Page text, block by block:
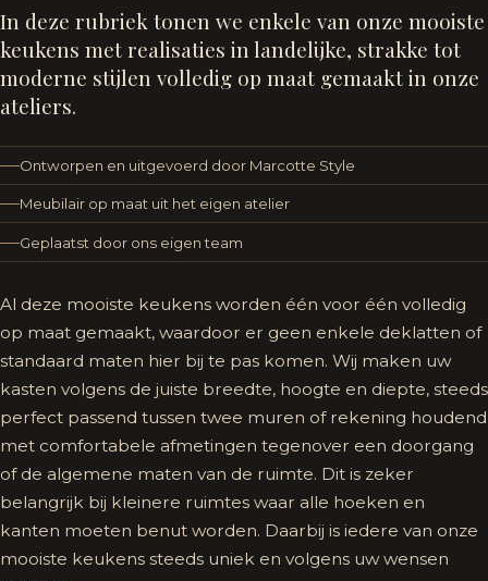
In deze rubriek tonen we enkele van onze mooiste
keukens met realisaties in landelijke, strakke tot
moderne stijlen volledig op maat gemaakt in onze
ateliers.
Al deze mooiste keukens worden één voor één volledig
op maat gemaakt, waardoor er geen enkele deklatten of
standaard maten hier bij te pas komen. Wij maken uw
kasten volgens de juiste breedte, hoogte en diepte, steeds
perfect passend tussen twee muren of rekening houdend
met comfortabele afmetingen tegenover een doorgang
of de algemene maten van de ruimte. Dit is zeker
belangrijk bij kleinere ruimtes waar alle hoeken en
kanten moeten benut worden. Daarbij is iedere van onze
mooiste keukens steeds uniek en volgens uw wensen
Ontworpen en uitgevoerd door Marcotte Style
Meubilair op maat uit het eigen atelier
Geplaatst door ons eigen team